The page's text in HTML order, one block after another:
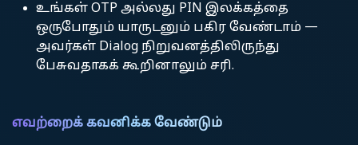
உங்கள் OTP அல்லது PIN இலக்கத்தை
ஒருபோதும் யாருடனும் பகிர வேண்டாம் —
அவர்கள் Dialog நிறுவனத்திலிருந்து
பேசுவதாகக் கூறினாலும் சரி.
எவற்றைக் கவனிக்க வேண்டும்